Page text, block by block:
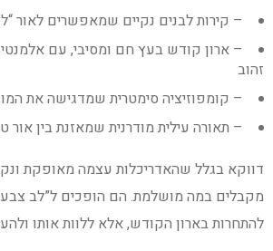
– קירות לבנים נקיים שמאפשרים לאור
– ארון קודש בעץ חם ומסיבי, עם
זהוב
– קומפוזיציה סימטרית שמדגישה את
– תאורה עילית מודרנית שמאזנת בין אור
דווקא בגלל שהאדריכלות עצמה מאופקת
מקבלים במה מושלמת. הם הופכים ל”לב
להתחרות בארון הקודש, אלא ללוות אותו